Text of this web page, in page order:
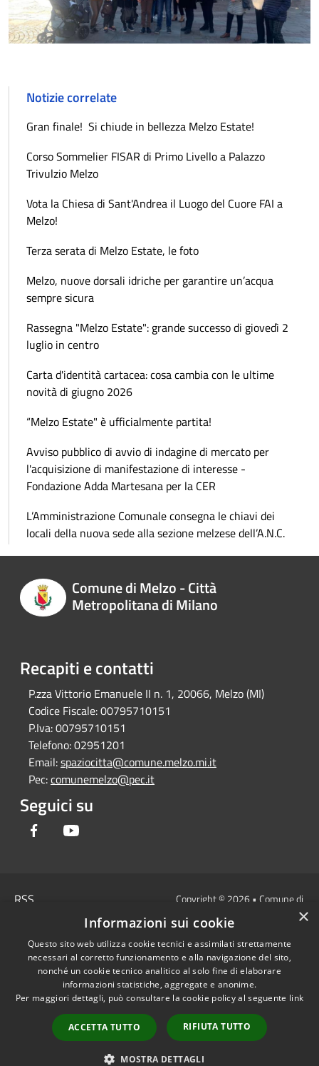
Notizie correlate
Gran finale! Si chiude in bellezza Melzo Estate!
Corso Sommelier FISAR di Primo Livello a Palazzo
Trivulzio Melzo
Vota la Chiesa di Sant'Andrea il Luogo del Cuore FAI a
Melzo!
Terza serata di Melzo Estate, le foto
Melzo, nuove dorsali idriche per garantire un’acqua
sempre sicura
Rassegna "Melzo Estate": grande successo di giovedì 2
luglio in centro
Carta d'identità cartacea: cosa cambia con le ultime
novità di giugno 2026
“Melzo Estate" è ufficialmente partita!
Avviso pubblico di avvio di indagine di mercato per
l'acquisizione di manifestazione di interesse -
Fondazione Adda Martesana per la CER
L’Amministrazione Comunale consegna le chiavi dei
locali della nuova sede alla sezione melzese dell’A.N.C.
Comune di Melzo - Città
Metropolitana di Milano
Recapiti e contatti
P.zza Vittorio Emanuele II n. 1, 20066, Melzo (MI)
Codice Fiscale:00795710151
P.Iva:00795710151
Telefono:02951201
Email:spaziocitta@comune.melzo.mi.it
Pec:comunemelzo@pec.it
Seguici su
Facebook
RSS
Cookie
Mappa del sito
Area Interna
Dichiarazione di
accessibilità e/o
segnalazioni di non
Copyright © 2026 • Comune di
Melzo - Città Metropolitana di
Milano • Powered by
Municipium•Accesso
redazione
×
Informazioni sui cookie
Questo sito web utilizza cookie tecnici e assimilati strettamente
necessari al corretto funzionamento e alla navigazione del sito,
nonché un cookie tecnico analitico al solo fine di elaborare
informazioni statistiche, aggregate e anonime.
Per maggiori dettagli, può consultare la cookie policy al seguente link
ACCETTA TUTTO RIFIUTA TUTTO
MOSTRA DETTAGLI